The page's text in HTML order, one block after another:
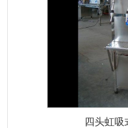
四头虹吸